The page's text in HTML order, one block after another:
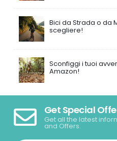
Bici da Strada o da
scegliere!
Sconfiggi i tuoi
Amazon!
Get Special
Get all the latest
and Offers.